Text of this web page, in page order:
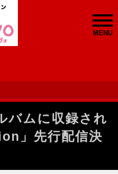
MENU
バムに収録され
」先行配信決